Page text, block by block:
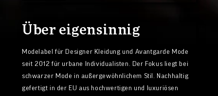
Über eigensinnig
Modelabel für Designer Kleidung und Avantgarde Mode
seit 2012 für urbane Individualisten. Der Fokus liegt bei
schwarzer Mode in außergewöhnlichem Stil. Nachhaltig
gefertigt in der EU aus hochwertigen und luxuriösen